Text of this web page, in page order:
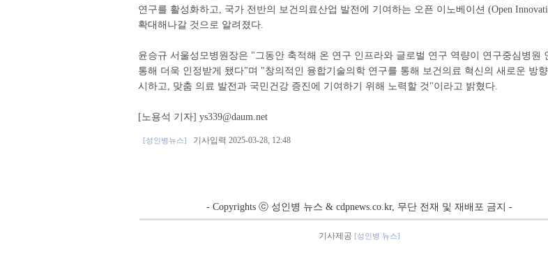
연구를 활성화하고, 국가 전반의 보건의료산업 발전에 기여하는 오픈 이노베이션 (Open
확대해나갈 것으로 알려졌다.
윤승규 서울성모병원장은 "그동안 축적해 온 연구 인프라와 글로벌 연구 역량이 연구중심병원
통해 더욱 인정받게 됐다"며 "창의적인 융합기술의학 연구를 통해 보건의료 혁신의 새로운 방향
시하고, 맞춤 의료 발전과 국민건강 증진에 기여하기 위해 노력할 것"이라고 밝혔다.
[노용석 기자] ys339@daum.net
[성인병뉴스] 기사입력 2025-03-28, 12:48
- Copyrights ⓒ 성인병 뉴스 & cdpnews.co.kr, 무단 전재 및 재배포 금지 -
기사제공 [성인병 뉴스]